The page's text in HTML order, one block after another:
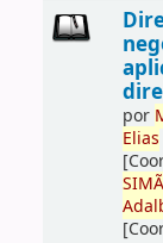
por
Elias